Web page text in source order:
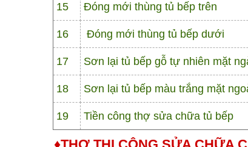
15 Đóng mới thùng tủ bếp trên
16 Đóng mới thùng tủ bếp dưới
17 Sơn lại tủ bếp gỗ tự nhiên mặt
18 Sơn lại tủ bếp màu trắng mặt
19 Tiền công thợ sửa chữa tủ bếp